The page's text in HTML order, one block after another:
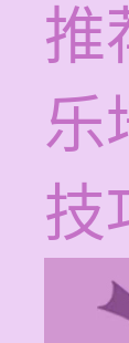
推
乐
技